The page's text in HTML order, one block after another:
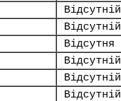
Відсутній
Відсутній
Відсутня
Відсутній
Відсутній
Відсутній